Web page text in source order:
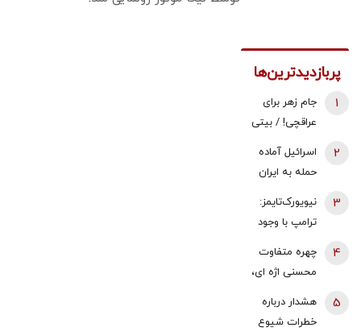
پربازدیدترین‌ها
جام زهر برای
عراقچی! / بیتی
نشست خبری
1
اسرائیل آماده
حمله به ایران
2
نیویورک‌تایمز:
ترامپ با وجود
آمریکا جنگ با
ایران را آغاز کرد
3
چهره متفاوت
محسنی اژه ای،
عمامه + عکس
4
هشدار درباره
خطرات شیوع
5